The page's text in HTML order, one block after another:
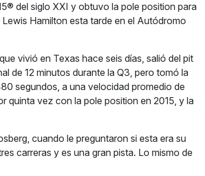
del siglo XXI y obtuvo la pole position para
Hamilton esta tarde en el Autódromo
vivió en Texas hace seis días, salió del pit
de 12 minutos durante la Q3, pero tomó la
segundos, a una velocidad promedio de
quinta vez con la pole position en 2015, y la
cuando le preguntaron si esta era su
carreras y es una gran pista. Lo mismo de